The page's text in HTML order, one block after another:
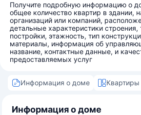
Получите подробную информацию о
общее количество квартир в здании,
организаций или компаний,
детальные характеристики строения,
постройки, этажность, тип
материалы, информация об
название, контактные данные, и
предоставляемых услуг
Информация о доме Квартиры
Информация о доме